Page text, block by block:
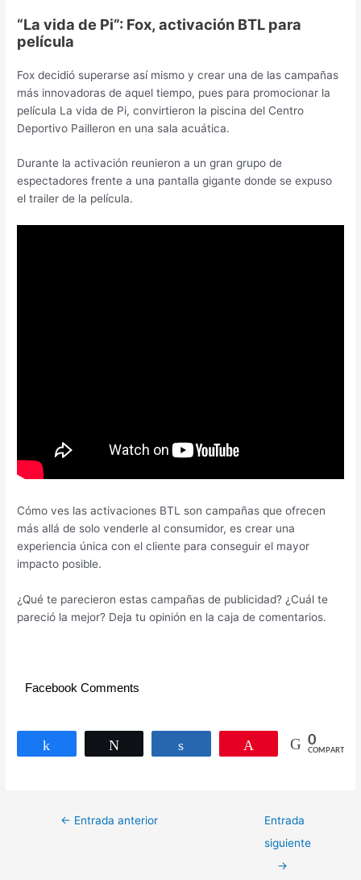
“La vida de Pi”: Fox, activación BTL para
película
Fox decidió superarse así mismo y crear una de las campañas
más innovadoras de aquel tiempo, pues para promocionar la
película La vida de Pi, convirtieron la piscina del Centro
Deportivo Pailleronen una sala acuática.
Durante la activación reunieron a un gran grupo de
espectadores frente a una pantalla gigante donde se expuso
el trailer de la película.
Cómo ves las activaciones BTL son campañas que ofrecen
más allá de solo venderle al consumidor, es crear una
experiencia única con el cliente para conseguir el mayor
impacto posible.
¿Qué te parecieron estas campañas de publicidad? ¿Cuál te
pareció la mejor? Deja tu opinión en la caja de comentarios.
Facebook Comments
Compartir Compartir 0
COMPARTIR
← Entrada anterior
Entrada
siguiente
→